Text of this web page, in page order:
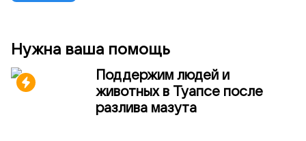
Нужна ваша помощь
Поддержим людей и
животных в Туапсе после
разлива мазута